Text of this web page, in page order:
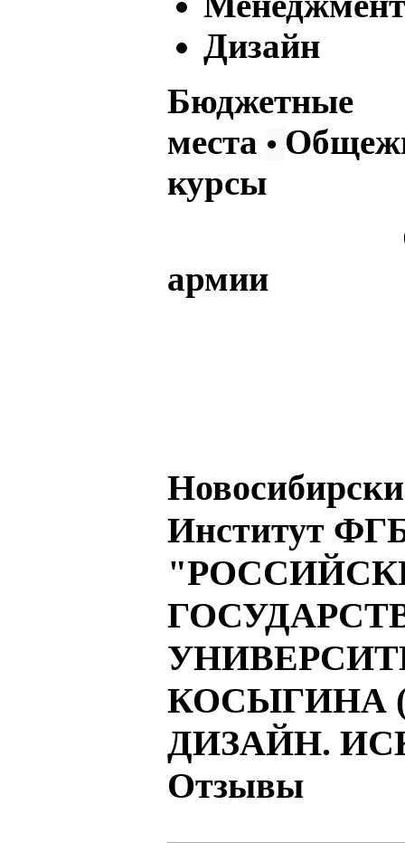
Дизайн
Бюджетные
места •
курсы
армии
Институт
КОСЫГИНА
ДИЗАЙН.
Отзывы